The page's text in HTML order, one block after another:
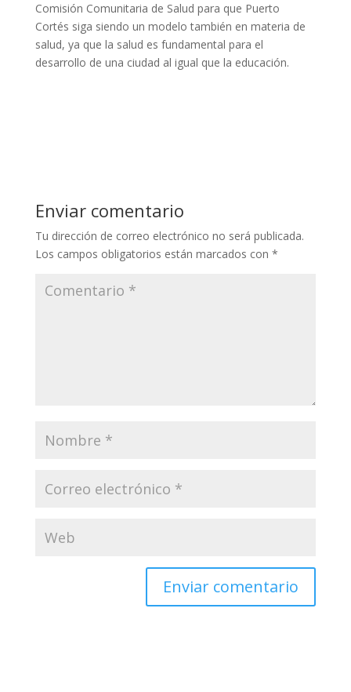
Comisión Comunitaria de Salud para que Puerto
Cortés siga siendo un modelo también en materia de
salud, ya que la salud es fundamental para el
desarrollo de una ciudad al igual que la educación.
Enviar comentario
Tu dirección de correo electrónico no será publicada.
Los campos obligatorios están marcados con *